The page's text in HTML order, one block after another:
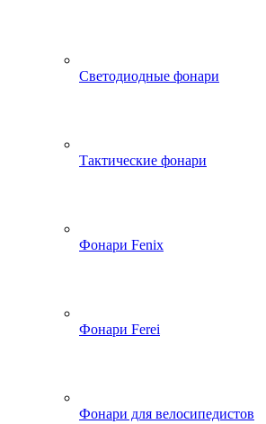
Светодиодные фонари
Тактические фонари
Фонари Fenix
Фонари Ferei
Фонари для велосипедистов